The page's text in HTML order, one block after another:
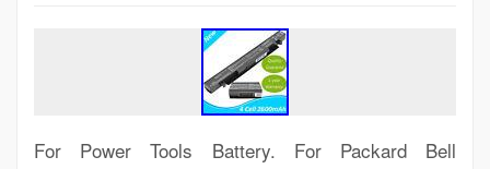
For Power Tools Battery. For Packard Bell